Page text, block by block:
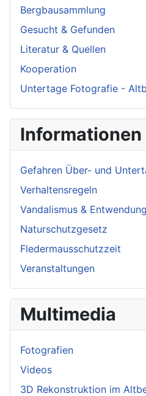
Bergbausammlung
Gesucht & Gefunden
Literatur & Quellen
Kooperation
Untertage Fotografie -
Informationen
Gefahren Über- und
Verhaltensregeln
Vandalismus &
Naturschutzgesetz
Fledermausschutzzeit
Veranstaltungen
Multimedia
Fotografien
Videos
3D Rekonstruktion im